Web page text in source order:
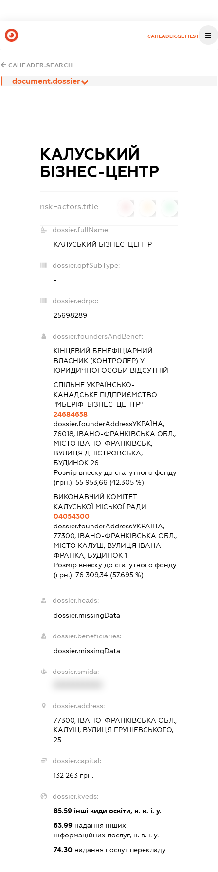
CAHEADER.GETTEST
CAHEADER.SEARCH
document.dossier
КАЛУСЬКИЙ
БІЗНЕС-ЦЕНТР
riskFactors.title
dossier.fullName:
КАЛУСЬКИЙ БІЗНЕС-ЦЕНТР
dossier.opfSubType:
-
dossier.edrpo:
25698289
dossier.foundersAndBenef:
КІНЦЕВИЙ БЕНЕФІЦІАРНИЙ
ВЛАСНИК (КОНТРОЛЕР) У
ЮРИДИЧНОЇ ОСОБИ ВІДСУТНІЙ
СПІЛЬНЕ УКРАЇНСЬКО-
КАНАДСЬКЕ ПІДПРИЄМСТВО
"МБЕРІФ-БІЗНЕС-ЦЕНТР"
24684658
dossier.founderAddressУКРАЇНА,
76018, ІВАНО-ФРАНКІВСЬКА ОБЛ.,
МІСТО ІВАНО-ФРАНКІВСЬК,
ВУЛИЦЯ ДНІСТРОВСЬКА,
БУДИНОК 26
Розмір внеску до статутного фонду
(грн.): 55 953,66 (42.305 %)
ВИКОНАВЧИЙ КОМІТЕТ
КАЛУСЬКОЇ МІСЬКОЇ РАДИ
04054300
dossier.founderAddressУКРАЇНА,
77300, ІВАНО-ФРАНКІВСЬКА ОБЛ.,
МІСТО КАЛУШ, ВУЛИЦЯ ІВАНА
ФРАНКА, БУДИНОК 1
Розмір внеску до статутного фонду
(грн.): 76 309,34 (57.695 %)
dossier.heads:
dossier.missingData
dossier.beneficiaries:
dossier.missingData
dossier.smida:
dossier.address:
77300, ІВАНО-ФРАНКІВСЬКА ОБЛ.,
КАЛУШ, ВУЛИЦЯ ГРУШЕВСЬКОГО,
25
dossier.capital:
132 263 грн.
dossier.kveds:
85.59 інші види освіти, н. в. і. у.
63.99 надання інших
інформаційних послуг, н. в. і. у.
74.30 надання послуг перекладу